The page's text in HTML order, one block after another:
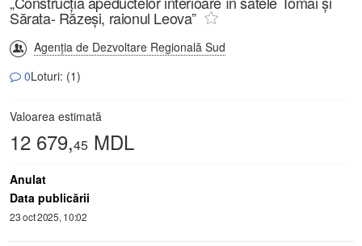
Sărata- Răzeși, raionul Leova”
Agenția de Dezvoltare Regională Sud
0Loturi: (1)
Valoarea estimată
12 679,45 MDL
Anulat
Data publicării
23 oct 2025, 10:02